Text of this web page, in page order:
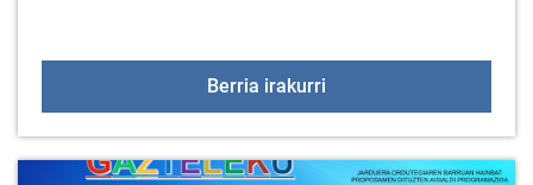
Berria irakurri